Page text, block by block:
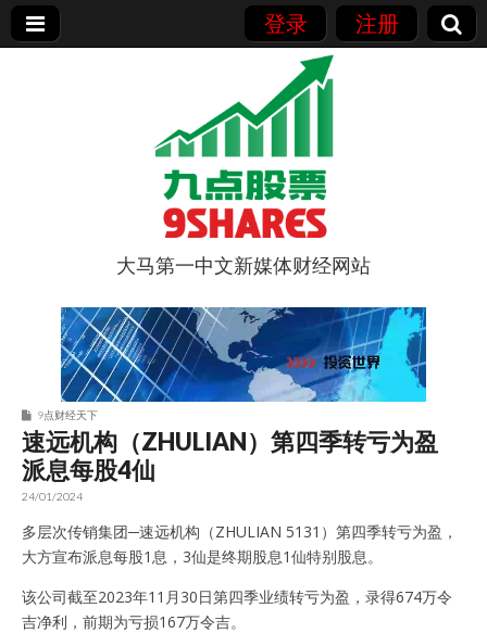
登录 注册
9点股票
大马第一中文新媒体财经网站
9点财经天下
速远机构（ZHULIAN）第四季转亏为盈
派息每股4仙
24/01/2024
多层次传销集团─速远机构（ZHULIAN 5131）第四季转亏为盈，
大方宣布派息每股1息，3仙是终期股息1仙特别股息。
该公司截至2023年11月30日第四季业绩转亏为盈，录得674万令
吉净利，前期为亏损167万令吉。